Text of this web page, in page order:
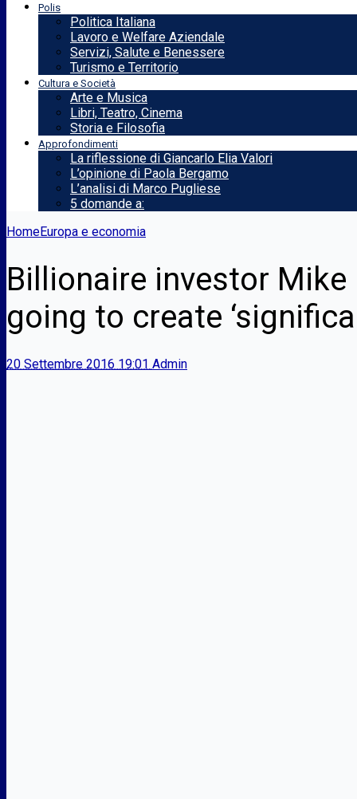
Polis
Politica Italiana
Lavoro e Welfare Aziendale
Servizi, Salute e Benessere
Turismo e Territorio
Cultura e Società
Arte e Musica
Libri, Teatro, Cinema
Storia e Filosofia
Approfondimenti
La riflessione di Giancarlo Elia Valori
L’opinione di Paola Bergamo
L’analisi di Marco Pugliese
5 domande a:
HomeEuropa e economia
Billionaire investor
going to create
20 Settembre 2016 19:01 Admin